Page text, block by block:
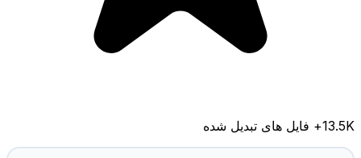
13.5K+ فایل های تبدیل شده